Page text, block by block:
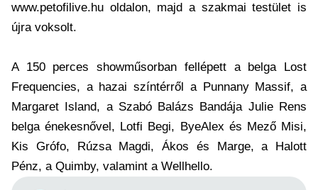
www.petofilive.hu oldalon, majd a szakmai testület is
újra voksolt.
A 150 perces showműsorban fellépett a belga Lost
Frequencies, a hazai színtérről a Punnany Massif, a
Margaret Island, a Szabó Balázs Bandája Julie Rens
belga énekesnővel, Lotfi Begi, ByeAlex és Mező Misi,
Kis Grófo, Rúzsa Magdi, Ákos és Marge, a Halott
Pénz, a Quimby, valamint a Wellhello.